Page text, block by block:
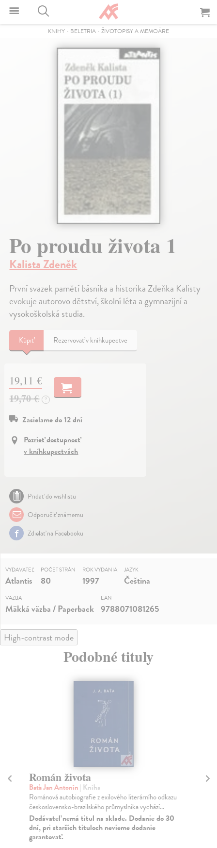
KNIHY - BELETRIA - ŽIVOTOPISY A MEMOÁRE
Po proudu života 1
Kalista Zdeněk
První svazek pamětí básníka a historika Zdeňka Kalisty
evokuje autorovo dětství, školní léta a gymnazijní a
vysokoškolská studia.
Kúpiť Rezervovať v kníhkupectve
19,11 €
19,70 € ?
Zasielame do 12 dní
Pozrieť dostupnosť
v kníhkupectvách
Pridať do wishlistu
Odporučiť známemu
Zdielať na Facebooku
VYDAVATEĽ
Atlantis
POČET STRÁN
80
ROK VYDANIA
1997
JAZYK
Čeština
VÄZBA
Mäkká väzba / Paperback
EAN
9788071081265
High-contrast mode
Podobné tituly
Román života
Baťa Jan Antonín | Kniha
Románová autobiografie z exilového literárního odkazu
československo-brazilského průmyslníka vychází...
Dodávateľ nemá titul na sklade. Dodanie do 30
dní, pri starších tituloch nevieme dodanie
garantovať.
Z